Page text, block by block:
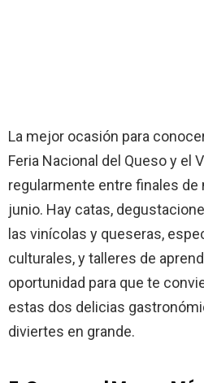
La mejor ocasión para
Feria Nacional del Queso y el
regularmente entre finales de
junio. Hay catas,
las vinícolas y queseras,
culturales, y talleres de
oportunidad para que te
estas dos delicias
diviertes en grande.